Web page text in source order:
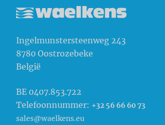
Ingelmunstersteenweg 243
8780 Oostrozebeke
België
BE 0407.853.722
Telefoonnummer: +32 56 66 60 73
sales@waelkens.eu